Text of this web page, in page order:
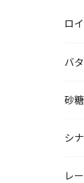
ロ
バ
砂糖
シ
レ